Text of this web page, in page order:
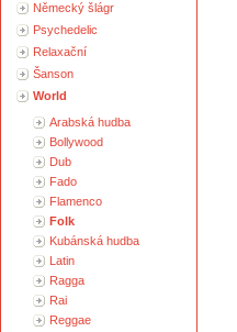
Německý šlágr
Psychedelic
Relaxační
Šanson
World
Arabská hudba
Bollywood
Dub
Fado
Flamenco
Folk
Kubánská hudba
Latin
Ragga
Rai
Reggae